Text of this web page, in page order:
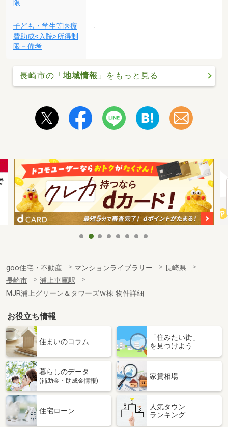
限
子ども・学生等医療
費助成<入院>所得制
限－備考
-
長崎市の「地域情報 」をもっと見る
goo住宅・不動産 マンションライブラリー
長崎県
長崎市
浦上車庫駅
MJR浦上グリーン＆タワーズＷ棟 物件詳細
お役立ち情報
住まいのコラム
「住みたい街」
を見つけよう
暮らしのデータ
(補助金・助成金情報)
家賃相場
住宅ローン
人気タウン
ランキング